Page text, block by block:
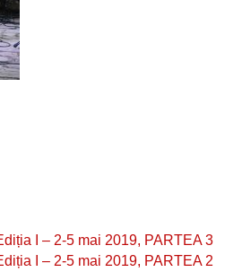
I – 2-5 mai 2019, PARTEA 3
I – 2-5 mai 2019, PARTEA 2